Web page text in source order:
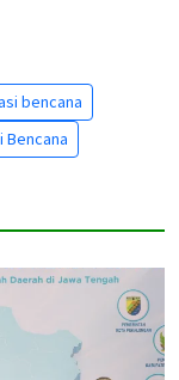
bencana
Bencana